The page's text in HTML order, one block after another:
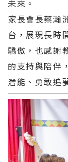
未來。
家長會長蔡瀚
台，展現長時
驕傲，也感謝
的支持與陪伴
潛能、勇敢追